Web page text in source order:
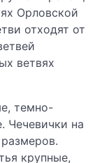
Орловской
отходят от
ветвях
темно-
Чечевички на
крупные,